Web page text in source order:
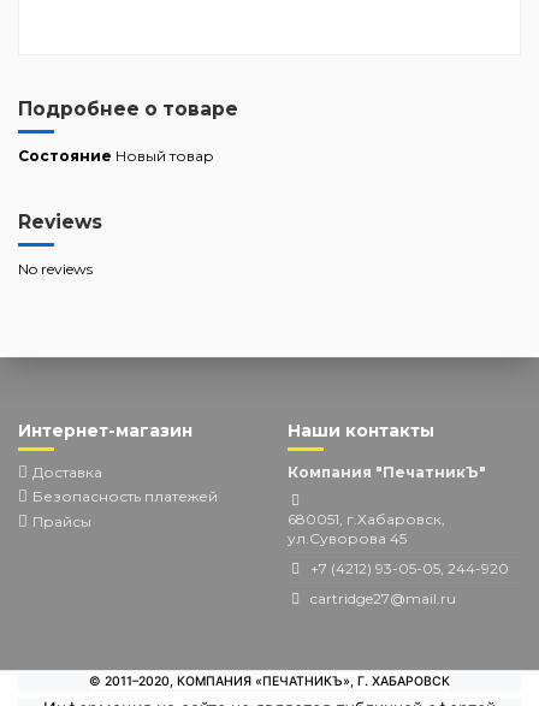
Подробнее о товаре
Состояние Новый товар
Reviews
No reviews
Интернет-магазин
Доставка
Безопасность платежей
Прайсы
Наши контакты
Компания "ПечатникЪ"
680051, г.Хабаровск,
ул.Суворова 45
+7 (4212) 93-05-05, 244-920
cartridge27@mail.ru
© 2011–2020, КОМПАНИЯ «ПЕЧАТНИКЪ», Г. ХАБАРОВСК